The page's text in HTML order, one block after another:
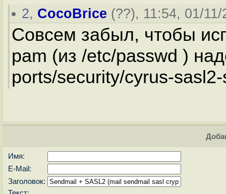
2, CocoBrice (??), 11:54, 01/
Совсем забыл, чтобы
pam (из /etc/passwd )
ports/security/cyrus-
Имя:
E-Mail:
Заголовок: